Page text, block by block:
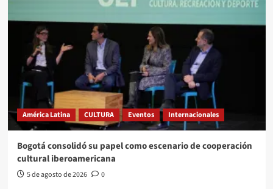
América Latina CULTURA Eventos Internacionales
Bogotá consolidó su papel como escenario de cooperación
cultural iberoamericana
5 de agosto de 2026 0